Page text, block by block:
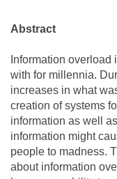
Abstract
Information
with for millennia.
increases in what
creation of systems
information as well
information might
people to madness.
about information